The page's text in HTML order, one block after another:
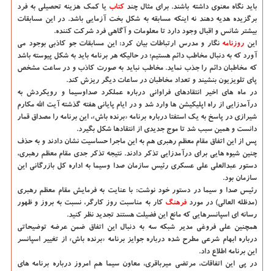
باید نگاه معنوی داشته باشند. برای مثال چندكتاب یا كمك هزینه تحصیلی به فرد
برگزیده هدیه دهند نه اینكه مسابقه به شكل بخت آزمایی باشد. در این مسابقات
بیشتر شانس و اقبال وجود دارد تا معلومات و آگاهی فرد شركت كننده.
این روزنامه نگار و مدرس ارتباطات بیان كرد: این مسابقات جو كاذبی بوجود می
آورد كه به دنبال مخاطب دائم هستیم؛ در حالیكه هر برنامه باید به شكل پیوسته باشد
كه مخاطبان دائم را جذب نماید. مخاطب نباید به صورت كاذب و در ساعت مشخص
پای تلویزیون بنشیند و تعداد مخاطبان در ساعات دیگر ریزش كند.
در ماه های اخیر انتقادهای فراوانی درباره عملكرد صداوسیما و رویكردش به
درآمدزایی از راه اپلیكیشن ها وارد شد و در ایام پایانی هفته گذشته آیت الله مكارم
شیرازی در پاسخ به یك استفتا درباره برنامه «برنده باش»، این برنامه را مصداق قمار
دانست و همین سبب شد تا موج جدیدی از انتقادها شكل بگیرد.
پس از این اتفاق مقام معظم رهبری هم به این ماجرا حساسیت نشان دادند و به حذف
چنین شیوه هایی برای درآمدزایی تذكر دادند. نتیجه تذكر جدی مقام معظم رهبری،
دستور عبدالعلی علی عسكری رئیس سازمان صدا وسیما به اداره كل بازرگانی این
سازمان بود.
رئیس صدا و سیما در دستور خود نوشت: با عنایت به فرمایش مقام معظم رهبری
(مدظله العالی) در موردفرهنگ كار به مناسبت روز كارگر، نسبت به بروز و ظهور
رسانه ای اسپانسرهایی كه مانع این فضیلت هستند تجدید نظر كنید.
همچنین علی فروغی مدیر شبكه سه به دنبال این اتفاق ضمن عرضه توضیحاتی
درباره ابهام شرعی مطرح شده درباره جوایز برنامه «برنده باش» از تغییر اسپانسر
این برنامه اطلاع داد.
در پی این اتفاقات، مرتضی میرباقری، معاون سیما هم امروز درباره برنامه های